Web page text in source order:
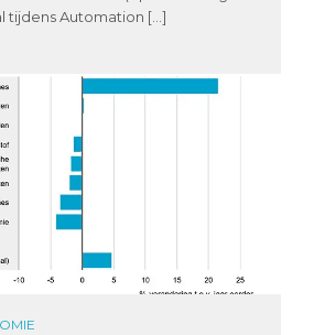
tijdens Automation […]